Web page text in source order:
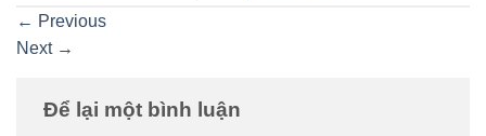
← Previous
Next →
Để lại một bình luận